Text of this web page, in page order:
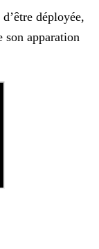
déployée,
son apparation